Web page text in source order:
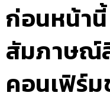
ก่อนหน้า
สัมภาษณ์
คอนเฟิร์